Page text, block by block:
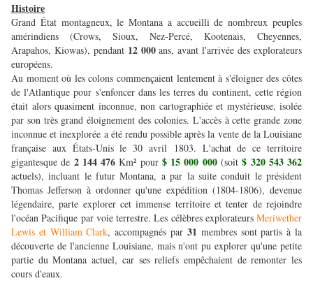
Histoire
Grand État montagneux, le Montana a accueilli de nombreux peuples
amérindiens (Crows, Sioux, Nez-Percé, Kootenais, Cheyennes,
Arapahos, Kiowas), pendant 12 000ans, avant l'arrivée des explorateurs
européens.
Au moment où les colons commençaient lentement à s'éloigner des côtes
de l'Atlantique pour s'enfoncer dans les terres du continent, cette région
était alors quasiment inconnue, non cartographiée et mystérieuse, isolée
par son très grand éloignement des colonies. L'accès à cette grande zone
inconnue et inexplorée a été rendu possible après la vente de la Louisiane
française aux États-Unis le 30 avril 1803. L'achat de ce territoire
gigantesque de 2 144 476 Km² pour $ 15 000 000 (soit$ 320 543 362
actuels), incluant le futur Montana, a par la suite conduit le président
Thomas Jefferson à ordonner qu'une expédition (1804-1806), devenue
légendaire, parte explorer cet immense territoire et tenter de rejoindre
l'océan Pacifique par voie terrestre. Les célèbres explorateurs Meriwether
Lewis et William Clark, accompagnés par 31 membres sont partis à la
découverte de l'ancienne Louisiane, mais n'ont pu explorer qu'une petite
partie du Montana actuel, car ses reliefs empêchaient de remonter les
cours d'eaux.